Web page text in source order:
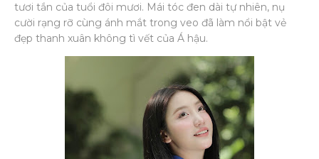
tươi tắn của tuổi đôi mươi. Mái tóc đen dài tự nhiên, nụ
cười rạng rỡ cùng ánh mắt trong veo đã làm nổi bật vẻ
đẹp thanh xuân không tì vết của Á hậu.